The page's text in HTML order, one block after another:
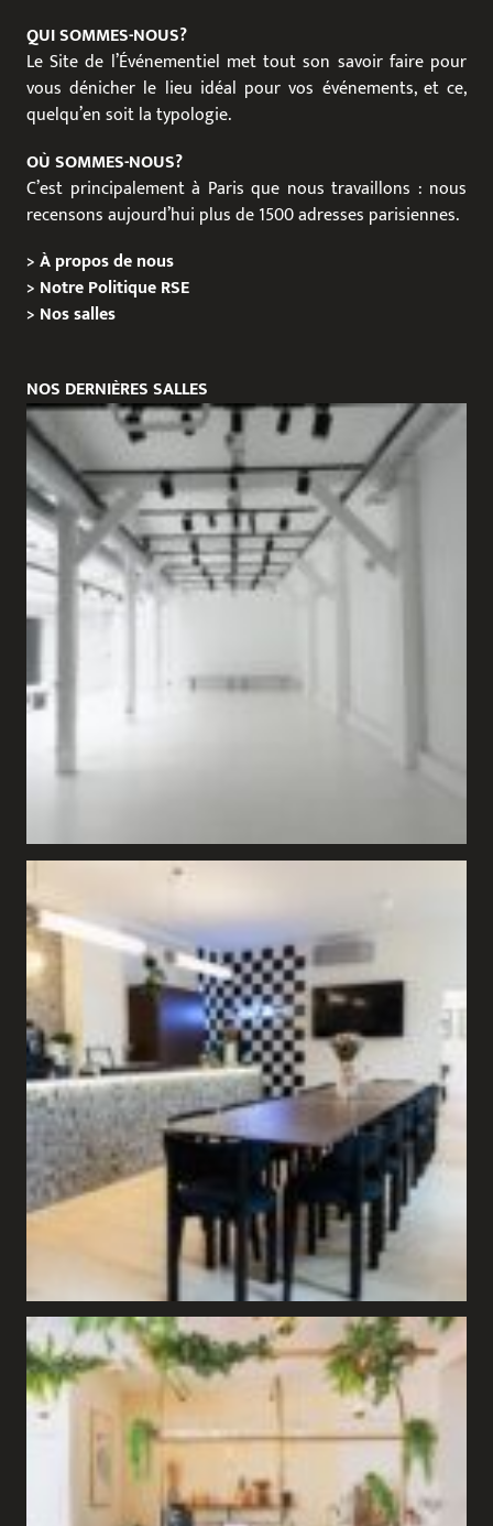
QUI SOMMES-NOUS?
Le Site de l’Événementiel met tout son savoir faire pour
vous dénicher le lieu idéal pour vos événements, et ce,
quelqu’en soit la typologie.
OÙ SOMMES-NOUS?
C’est principalement à Paris que nous travaillons : nous
recensons aujourd’hui plus de 1500 adresses parisiennes.
>À propos de nous
> Notre Politique RSE
> Nos salles
NOS DERNIÈRES SALLES